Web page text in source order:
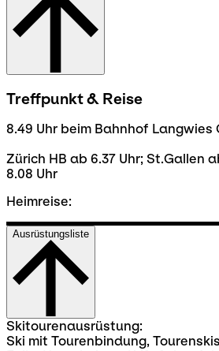
Treffpunkt & Reise
8.49 Uhr beim Bahnhof Langwies
Zürich HB ab 6.37 Uhr; St.Gallen
8.08 Uhr
Heimreise:
Ausrüstungsliste
Skitourenausrüstung:
Ski mit Tourenbindung,